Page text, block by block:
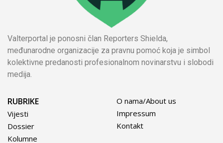
Valterportal je ponosni član Reporters Shielda,
međunarodne organizacije za pravnu pomoć koja je simbol
kolektivne predanosti profesionalnom novinarstvu i slobodi
medija.
RUBRIKE
Vijesti
Dossier
Kolumne
O nama/About us
Impressum
Kontakt